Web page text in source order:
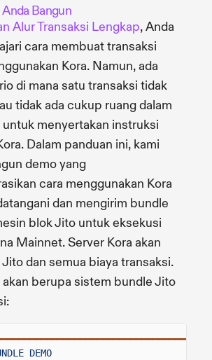
Bangun
Alur Transaksi Lengkap, Anda
cara membuat transaksi
Kora. Namun, ada
di mana satu transaksi tidak
tidak ada cukup ruang dalam
menyertakan instruksi
Dalam panduan ini, kami
demo yang
cara menggunakan Kora
dan mengirim bundle
blok Jito untuk eksekusi
Mainnet. Server Kora akan
dan semua biaya transaksi.
akan berupa sistem bundle Jito
DEMO